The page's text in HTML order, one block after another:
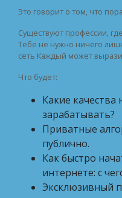
Это говорит о том, что
Существуют профессии,
Тебе не нужно ничего
сеть Каждый может
Что будет:
Какие
зарабатывать?
Приватные
публично.
Как быстро
интернете: с
Эксклюзивный